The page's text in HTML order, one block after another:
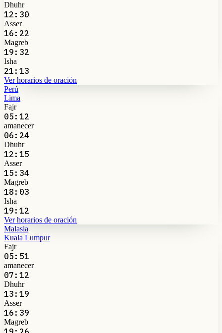
Dhuhr
12:30
Asser
16:22
Magreb
19:32
Isha
21:13
Ver horarios de oración
Perú
Lima
Fajr
05:12
amanecer
06:24
Dhuhr
12:15
Asser
15:34
Magreb
18:03
Isha
19:12
Ver horarios de oración
Malasia
Kuala Lumpur
Fajr
05:51
amanecer
07:12
Dhuhr
13:19
Asser
16:39
Magreb